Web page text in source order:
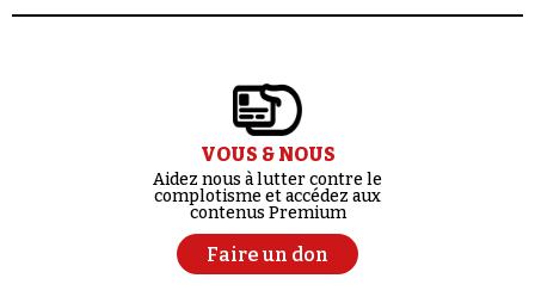
VOUS & NOUS
Aidez nous à lutter contre le
complotisme et accédez aux
contenus Premium
Faire un don